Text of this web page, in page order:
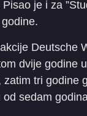
je i za
Deutsche
dvije godine
tri godine
sedam